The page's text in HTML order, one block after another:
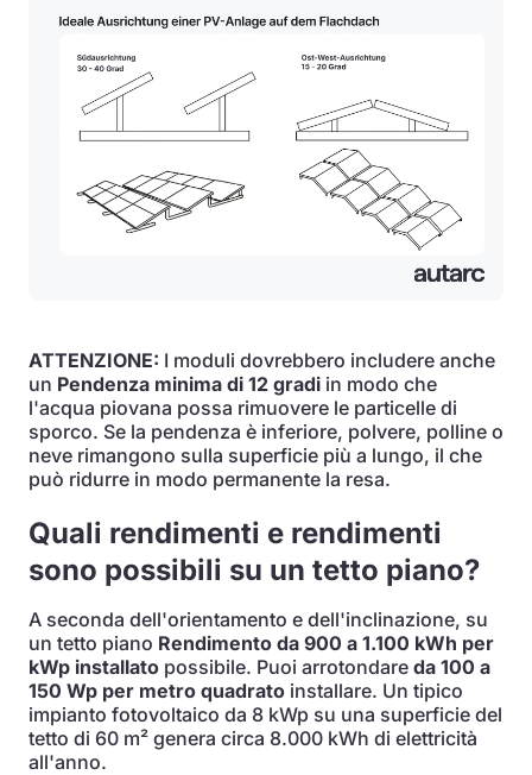
ATTENZIONE: I moduli dovrebbero includere anche
un Pendenza minima di 12 gradi in modo che
l'acqua piovana possa rimuovere le particelle di
sporco. Se la pendenza è inferiore, polvere, polline o
neve rimangono sulla superficie più a lungo, il che
può ridurre in modo permanente la resa.
Quali rendimenti e rendimenti
sono possibili su un tetto piano?
A seconda dell'orientamento e dell'inclinazione, su
un tetto piano Rendimento da 900 a 1.100 kWh per
kWp installato possibile. Puoi arrotondare da 100 a
150 Wp per metro quadrato installare. Un tipico
impianto fotovoltaico da 8 kWp su una superficie del
tetto di 60 m² genera circa 8.000 kWh di elettricità
all'anno.